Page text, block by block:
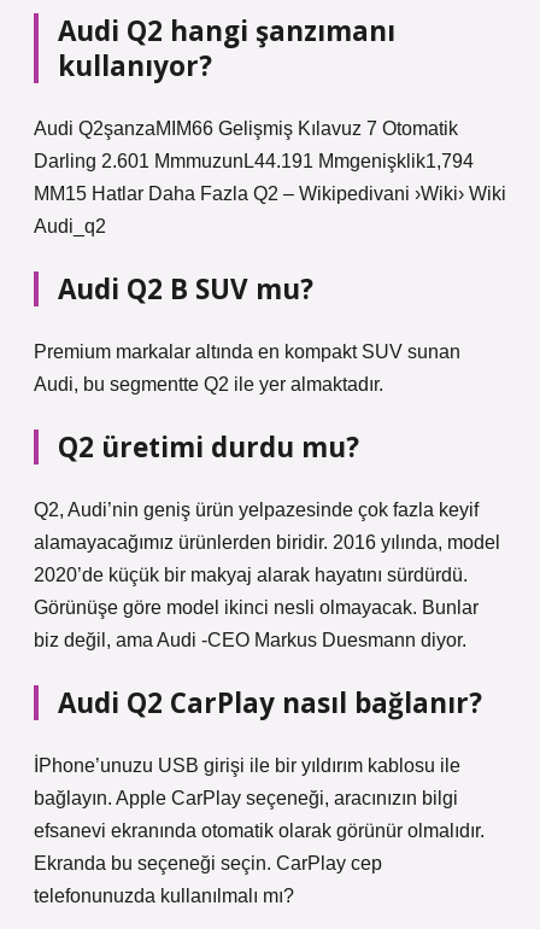
Audi Q2 hangi şanzımanı
kullanıyor?
Audi Q2şanzaMIM66 Gelişmiş Kılavuz 7 Otomatik
Darling 2.601 MmmuzunL44.191 Mmgenişklik1,794
MM15 Hatlar Daha Fazla Q2 – Wikipedivani ›Wiki› Wiki
Audi_q2
Audi Q2 B SUV mu?
Premium markalar altında en kompakt SUV sunan
Audi, bu segmentte Q2 ile yer almaktadır.
Q2 üretimi durdu mu?
Q2, Audi’nin geniş ürün yelpazesinde çok fazla keyif
alamayacağımız ürünlerden biridir. 2016 yılında, model
2020’de küçük bir makyaj alarak hayatını sürdürdü.
Görünüşe göre model ikinci nesli olmayacak. Bunlar
biz değil, ama Audi -CEO Markus Duesmann diyor.
Audi Q2 CarPlay nasıl bağlanır?
İPhone’unuzu USB girişi ile bir yıldırım kablosu ile
bağlayın. Apple CarPlay seçeneği, aracınızın bilgi
efsanevi ekranında otomatik olarak görünür olmalıdır.
Ekranda bu seçeneği seçin. CarPlay cep
telefonunuzda kullanılmalı mı?